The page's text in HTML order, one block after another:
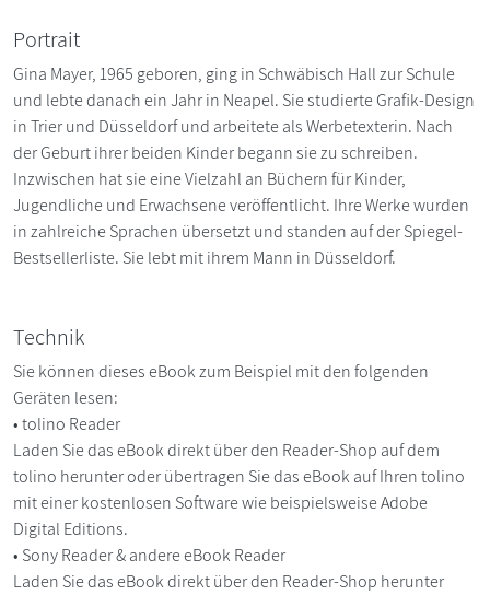
Portrait
Gina Mayer, 1965 geboren, ging in Schwäbisch Hall zur Schule
und lebte danach ein Jahr in Neapel. Sie studierte Grafik-Design
in Trier und Düsseldorf und arbeitete als Werbetexterin. Nach
der Geburt ihrer beiden Kinder begann sie zu schreiben.
Inzwischen hat sie eine Vielzahl an Büchern für Kinder,
Jugendliche und Erwachsene veröffentlicht. Ihre Werke wurden
in zahlreiche Sprachen übersetzt und standen auf der Spiegel-
Bestsellerliste. Sie lebt mit ihrem Mann in Düsseldorf.
Technik
Sie können dieses eBook zum Beispiel mit den folgenden
Geräten lesen:
• tolino Reader
Laden Sie das eBook direkt über den Reader-Shop auf dem
tolino herunter oder übertragen Sie das eBook auf Ihren tolino
mit einer kostenlosen Software wie beispielsweise Adobe
Digital Editions.
• Sony Reader & andere eBook Reader
Laden Sie das eBook direkt über den Reader-Shop herunter